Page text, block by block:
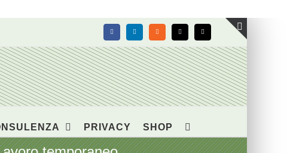
FacebookLinkedIn Rss X Email
PRIVACY SHOP
Toggle
area
barra
scorrevole